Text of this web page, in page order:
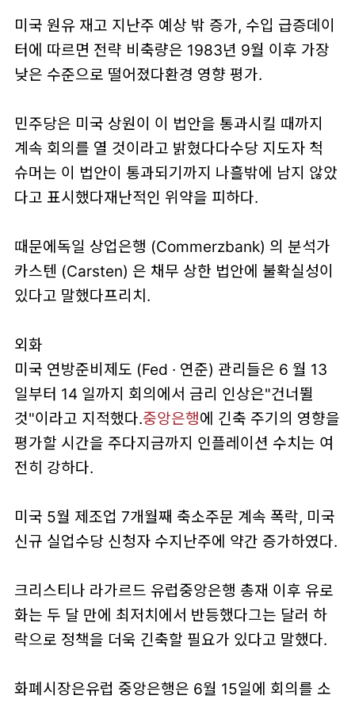
미국 원유 재고 지난주 예상 밖 증가, 수입 급증데이
터에 따르면 전략 비축량은 1983년 9월 이후 가장
낮은 수준으로 떨어졌다환경 영향 평가.
민주당은 미국 상원이 이 법안을 통과시킬 때까지
계속 회의를 열 것이라고 밝혔다다수당 지도자 척
슈머는 이 법안이 통과되기까지 나흘밖에 남지 않았
다고 표시했다재난적인 위약을 피하다.
때문에독일 상업은행 (Commerzbank) 의 분석가
카스텐 (Carsten) 은 채무 상한 법안에 불확실성이
있다고 말했다프리치.
외화
미국 연방준비제도 (Fed · 연준) 관리들은 6 월 13
일부터 14 일까지 회의에서 금리 인상은"건너뛸
것"이라고 지적했다.중앙은행에 긴축 주기의 영향을
평가할 시간을 주다지금까지 인플레이션 수치는 여
전히 강하다.
미국 5월 제조업 7개월째 축소주문 계속 폭락, 미국
신규 실업수당 신청자 수지난주에 약간 증가하였다.
크리스티나 라가르드 유럽중앙은행 총재 이후 유로
화는 두 달 만에 최저치에서 반등했다그는 달러 하
락으로 정책을 더욱 긴축할 필요가 있다고 말했다.
화폐시장은유럽 중앙은행은 6월 15일에 회의를 소